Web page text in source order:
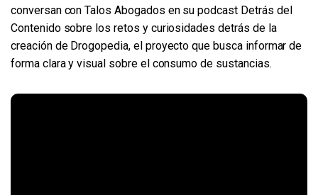
conversan con Talos Abogados en su podcast Detrás del
Contenido sobre los retos y curiosidades detrás de la
creación de Drogopedia, el proyecto que busca informar de
forma clara y visual sobre el consumo de sustancias.